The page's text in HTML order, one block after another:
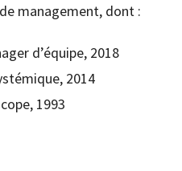
management, dont :
d’équipe, 2018
2014
1993